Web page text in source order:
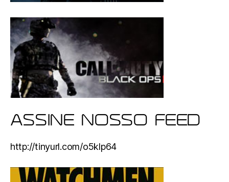
ASSINE NOSSO FEED
http://tinyurl.com/o5klp64